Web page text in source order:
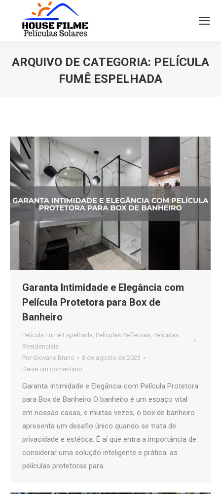
ARQUIVO DE CATEGORIA: PELÍCULA
FUMÊ ESPELHADA
Garanta Intimidade e Elegância com
Película Protetora para Box de
Banheiro
Película Fumê Espelhada, Películas Refletivas, Películas
Residenciais
Por Giovane Bruno
8 de agosto de 2023
Deixe um comentário
Garanta Intimidade e Elegância com Película Protetora
para Box de Banheiro O banheiro é um espaço vital
em nossas casas, e muitas vezes, o box de banheiro
apresenta um desafio único quando se trata de
privacidade e estética. É aí que entra a importância de
considerar uma solução inteligente e prática: as
películas protetoras para…